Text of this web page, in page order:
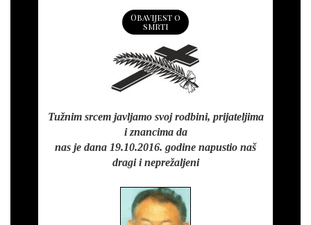
Obavijest o
smrti
Tužnim srcem javljamo svoj rodbini, prijateljima
i znancima da
nas je dana 19.10.2016. godine napustio naš
dragi i neprežaljeni